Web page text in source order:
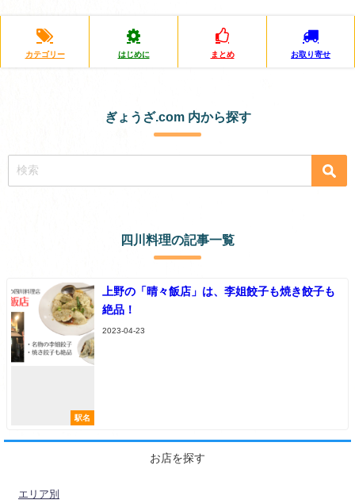
カテゴリー はじめに まとめ お取り寄せ
ぎょうざ.com 内から探す
四川料理の記事一覧
駅名
上野の「晴々飯店」は、李姐餃子も焼き餃子も
絶品！
2023-04-23
お店を探す
エリア別